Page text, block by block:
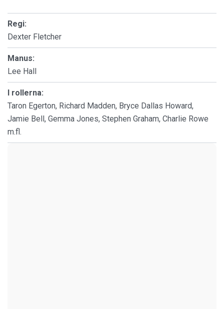
Regi:
Dexter Fletcher
Manus:
Lee Hall
I rollerna:
Taron Egerton, Richard Madden, Bryce Dallas Howard,
Jamie Bell, Gemma Jones, Stephen Graham, Charlie Rowe
m.fl.